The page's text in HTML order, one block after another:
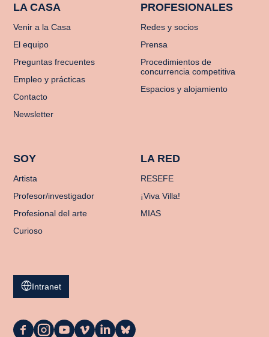
LA CASA
Venir a la Casa
El equipo
Preguntas frecuentes
Empleo y prácticas
Contacto
Newsletter
PROFESIONALES
Redes y socios
Prensa
Procedimientos de
concurrencia competitiva
Espacios y alojamiento
SOY
Artista
Profesor/investigador
Profesional del arte
Curioso
LA RED
RESEFE
¡Viva Villa!
MIAS
Intranet
La La La La La La